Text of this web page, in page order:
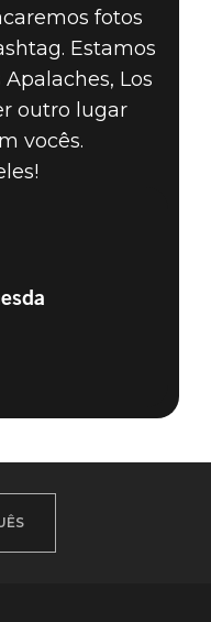
fotos
Estamos
Los
outro lugar
vocês.